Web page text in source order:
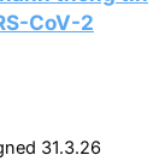
CoV-2
31.3.26